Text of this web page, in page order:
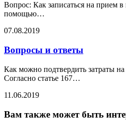
Вопрос: Как записаться на прием
помощью…
07.08.2019
Вопросы и ответы
Как можно подтвердить затраты
Согласно статье 167…
11.06.2019
Вам также может быть